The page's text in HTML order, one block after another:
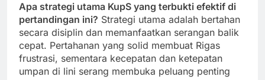
Apa strategi utama KupS yang terbukti efektif di
pertandingan ini? Strategi utama adalah bertahan
secara disiplin dan memanfaatkan serangan balik
cepat. Pertahanan yang solid membuat Rigas
frustrasi, sementara kecepatan dan ketepatan
umpan di lini serang membuka peluang penting